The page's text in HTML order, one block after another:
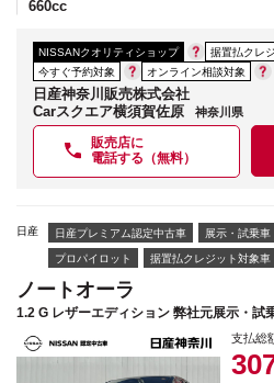
660cc
NISSANクオリティショップ
据置払クレ
今すぐ予約対象
オンライン相談対象
日産神奈川販売株式会社
Carスクエア横須賀佐原
神奈川県
販売店に
電話する（無料）
日産 日産プレミアム認定中古車 展示・試乗車
プロパイロット 据置払クレジット対象車
ノートオーラ
1.2 G レザーエディション 弊社元展示・試
支払総